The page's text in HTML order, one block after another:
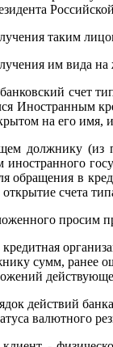
таким
им вида
счет
Иностранным
на его имя,
должнику (из
иностранного
обращения в
открытие счета
просим
сумм, ранее
действий
валютного